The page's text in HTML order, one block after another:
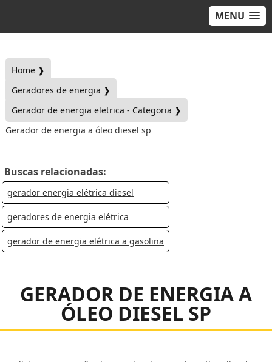
MENU
Home ❱
Geradores de energia ❱
Gerador de energia eletrica - Categoria ❱
Gerador de energia a óleo diesel sp
Buscas relacionadas:
gerador energia elétrica diesel
geradores de energia elétrica
gerador de energia elétrica a gasolina
GERADOR DE ENERGIA A
ÓLEO DIESEL SP